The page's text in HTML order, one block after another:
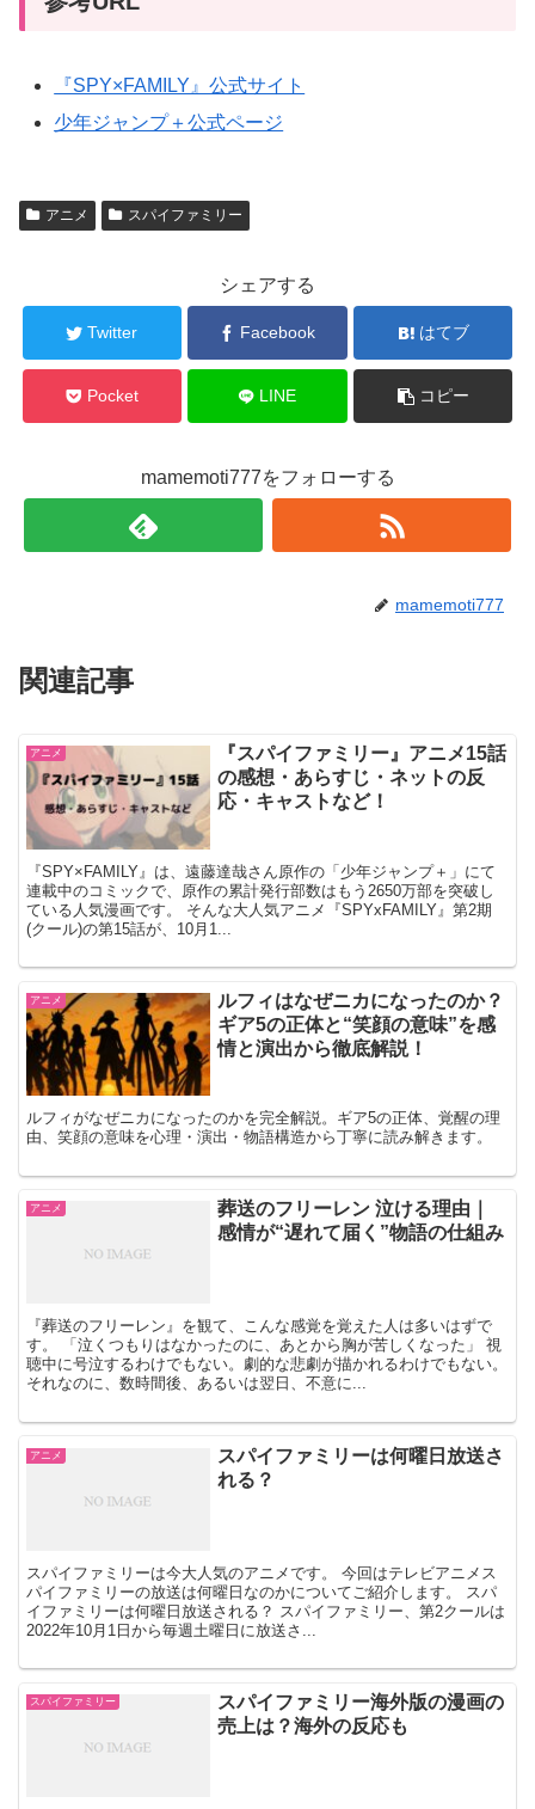
『SPY×FAMILY』公式サイト
少年ジャンプ＋公式ページ
アニメ スパイファミリー
シェアする
Twitter Facebook はてブ
Pocket LINE コピー
mamemoti777をフォローする
mamemoti777
関連記事
アニメ
『スパイファミリー』アニメ15話
の感想・あらすじ・ネットの反
応・キャストなど！
『SPY×FAMILY』は、遠藤達哉さん原作の「少年ジャンプ＋」にて
連載中のコミックで、原作の累計発行部数はもう2650万部を突破し
ている人気漫画です。 そんな大人気アニメ『SPYxFAMILY』第2期
(クール)の第15話が、10月1...
アニメ
ルフィはなぜニカになったのか？
ギア5の正体と“笑顔の意味”を感
情と演出から徹底解説！
ルフィがなぜニカになったのかを完全解説。ギア5の正体、覚醒の理
由、笑顔の意味を心理・演出・物語構造から丁寧に読み解きます。
アニメ
葬送のフリーレン 泣ける理由｜
感情が“遅れて届く”物語の仕組み
『葬送のフリーレン』を観て、こんな感覚を覚えた人は多いはずで
す。 「泣くつもりはなかったのに、あとから胸が苦しくなった」 視
聴中に号泣するわけでもない。劇的な悲劇が描かれるわけでもない。
それなのに、数時間後、あるいは翌日、不意に...
アニメ
スパイファミリーは何曜日放送さ
れる？
スパイファミリーは今大人気のアニメです。 今回はテレビアニメス
パイファミリーの放送は何曜日なのかについてご紹介します。 スパ
イファミリーは何曜日放送される？ スパイファミリー、第2クールは
2022年10月1日から毎週土曜日に放送さ...
スパイファミリー
スパイファミリー海外版の漫画の
売上は？海外の反応も